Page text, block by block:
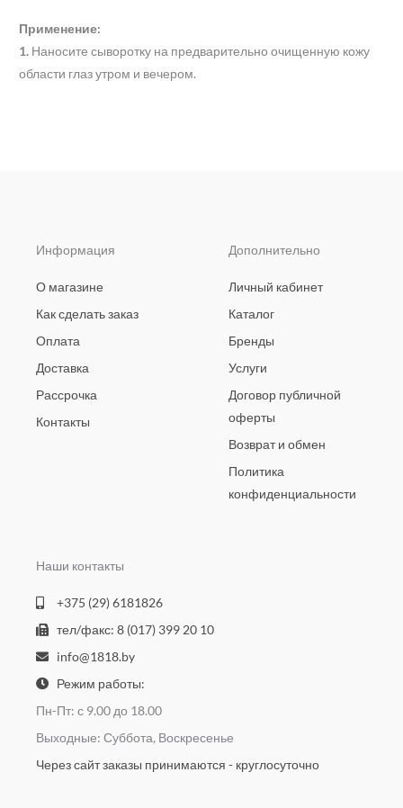
Применение:
1. Наносите сыворотку на предварительно очищенную кожу
области глаз утром и вечером.
Информация
О магазине
Как сделать заказ
Оплата
Доставка
Рассрочка
Контакты
Дополнительно
Личный кабинет
Каталог
Бренды
Услуги
Договор публичной
оферты
Возврат и обмен
Политика
конфиденциальности
Наши контакты
+375 (29) 6181826
тел/факс: 8 (017) 399 20 10
info@1818.by
Режим работы:
Пн-Пт: с 9.00 до 18.00
Выходные: Суббота, Воскресенье
Через сайт заказы принимаются - круглосуточно